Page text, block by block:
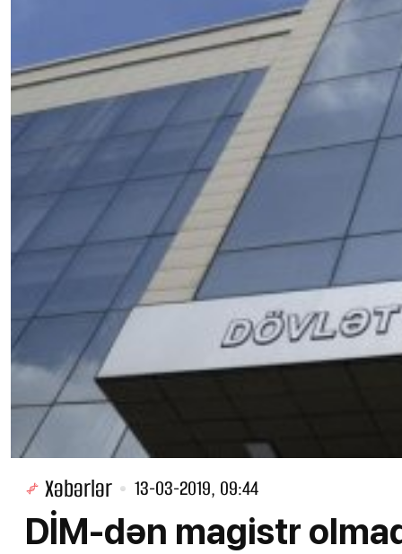
Xəbərlər 13-03-2019, 09:44
DİM-dən magistr